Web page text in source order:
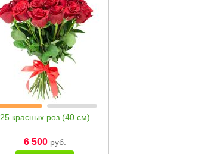
25 красных роз (40 см)
6 500руб.